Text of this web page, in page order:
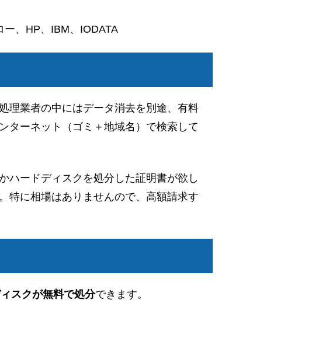
、HP、IBM、IODATA
理業者の中にはデータ消去を別途、有料
ターネット（ゴミ＋地域名）で検索して
ハードディスクを処分した証明書が欲し
特に相場はありませんので、高額請求す
スクが無料で処分できます。